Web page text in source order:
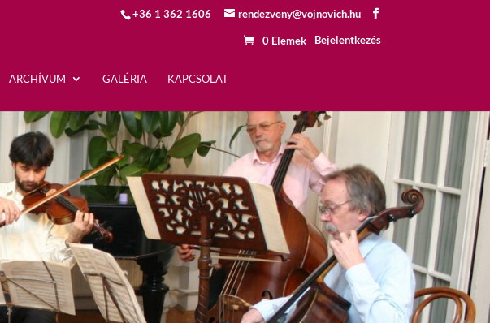
+36 1 362 1606 rendezveny@vojnovich.hu
Bejelentkezés
0 Elemek
ARCHÍVUM GALÉRIA KAPCSOLAT